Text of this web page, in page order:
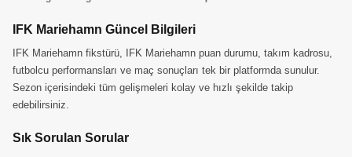
IFK Mariehamn Güncel Bilgileri
IFK Mariehamn fikstürü, IFK Mariehamn puan durumu, takım kadrosu,
futbolcu performansları ve maç sonuçları tek bir platformda sunulur.
Sezon içerisindeki tüm gelişmeleri kolay ve hızlı şekilde takip
edebilirsiniz.
Sık Sorulan Sorular